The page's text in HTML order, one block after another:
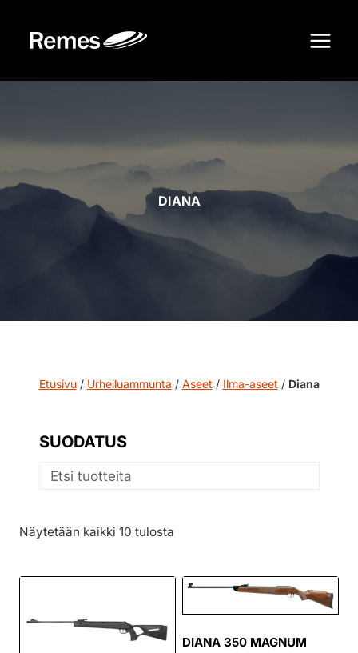
sisältöön
DIANA
Näytetään kaikki 10 tulosta
DIANA 350 MAGNUM
Etusivu/ Urheiluammunta / Aseet / Ilma-aseet / Diana
SUODATUS